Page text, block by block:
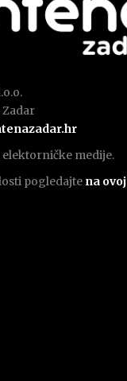
Zadar
medije.
pogledajte na ovoj